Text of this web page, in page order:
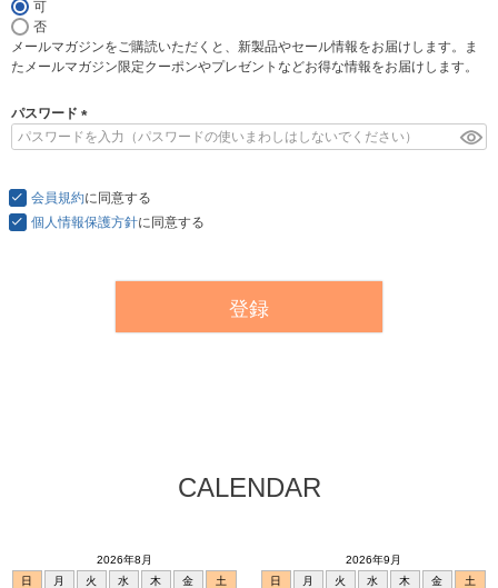
須
)
可
否
メールマガジンをご購読いただくと、新製品やセール情報をお届けします。ま
たメールマガジン限定クーポンやプレゼントなどお得な情報をお届けします。
パスワード
(
)
会員規約に同意する
個人情報保護方針に同意する
登録
CALENDAR
2026年8月
日
月 火 水 木 金
土
2026年9月
日
月 火 水 木 金
土